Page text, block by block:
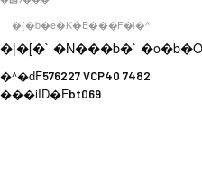
�{�b�e�K�E���F�l�^
�|�[�` �N���b�`
�^�ԁF576227 VCP40 7482
���iID�Fbt069